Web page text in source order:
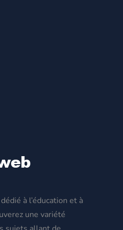
à l’éducation et à
une variété